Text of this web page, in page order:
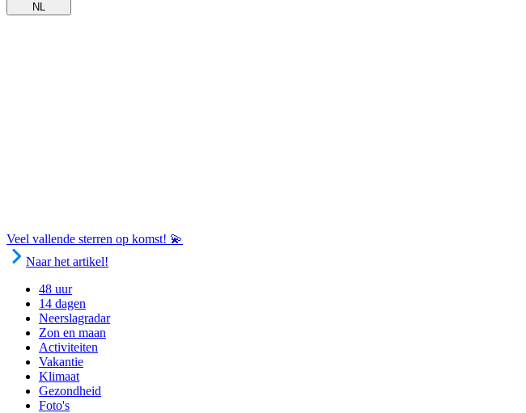
NL
Veel vallende sterren op komst! 💫
Naar het artikel!
48 uur
14 dagen
Neerslagradar
Zon en maan
Activiteiten
Vakantie
Klimaat
Gezondheid
Foto's